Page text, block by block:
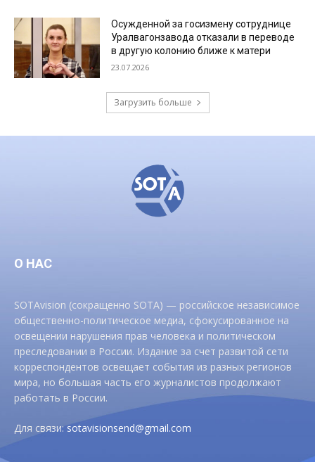
Осужденной за госизмену сотруднице
Уралвагонзавода отказали в переводе
в другую колонию ближе к матери
23.07.2026
Загрузить больше
О НАС
SOTAvision (сокращенно SOTA) — российское независимое
общественно-политическое медиа, сфокусированное на
освещении нарушения прав человека и политическом
преследовании в России. Издание за счет развитой сети
корреспондентов освещает события из разных регионов
мира, но большая часть его журналистов продолжают
работать в России.
Для связи:sotavisionsend@gmail.com